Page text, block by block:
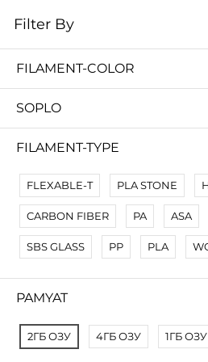
No Results
Not Found Filters1
Not Found Filters2
Filter By
FILAMENT-COLOR
SOPLO
FILAMENT-TYPE
FLEXABLE-T PLA STONE
CARBON FIBER PA ASA
SBS GLASS PP PLA
PAMYAT
2ГБ ОЗУ 4ГБ ОЗУ 1ГБ ОЗУ